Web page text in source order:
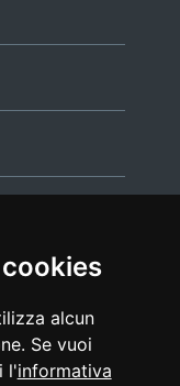
alcun
Se vuoi
l'informativa